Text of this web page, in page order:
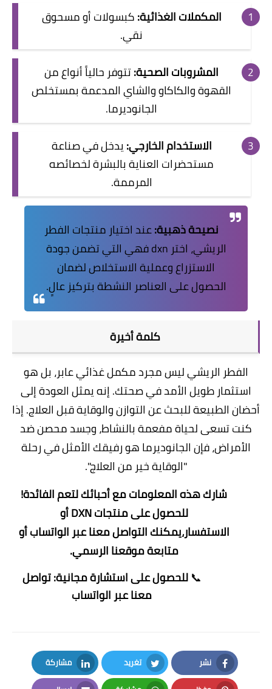
المكملات الغذائية:كبسولات أو مسحوق
نقي.
المشروبات الصحية:تتوفر حالياً أنواع من
القهوة والكاكاو والشاي المدعمة بمستخلص
الجانوديرما.
الاستخدام الخارجي:يدخل في صناعة
مستحضرات العناية بالبشرة لخصائصه
المرممة.
نصيحة ذهبية:عند اختيار منتجات الفطر
الريشي، اختر dxn فهي التي تضمن جودة
الاستزراع وعملية الاستخلاص لضمان
الحصول على العناصر النشطة بتركيز عالٍ.
​كلمة أخيرة
​الفطر الريشي ليس مجرد مكمل غذائي عابر، بل هو
استثمار طويل الأمد في صحتك. إنه يمثل العودة إلى
أحضان الطبيعة للبحث عن التوازن والوقاية قبل العلاج. إذا
كنت تسعى لحياة مفعمة بالنشاط، وجسد محصن ضد
الأمراض، فإن الجانوديرما هو رفيقك الأمثل في رحلة
"الوقاية خير من العلاج".
شارك هذه المعلومات مع أحبائك لتعم الفائدة!
للحصول على منتجات DXN أو
الاستفسار،يمكنكالتواصل معنا عبر الواتسابأو
متابعةموقعنا الرسمي.
📞للحصول على استشارة مجانية:تواصل
معنا عبر الواتساب
نشر
Facebook
تغريد
Twitter
مشاركة
LinkedIn